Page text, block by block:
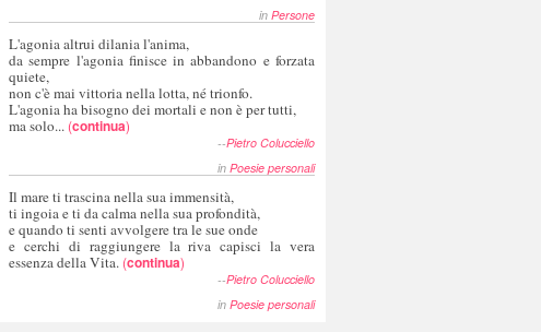
in Persone
L'agonia altrui dilania l'anima,
da sempre l'agonia finisce in abbandono e forzata
quiete,
non c'è mai vittoria nella lotta, né trionfo.
L'agonia ha bisogno dei mortali e non è per tutti,
ma solo... (continua)
--Pietro Colucciello
in Poesie personali
Il mare ti trascina nella sua immensità,
ti ingoia e ti da calma nella sua profondità,
e quando ti senti avvolgere tra le sue onde
e cerchi di raggiungere la riva capisci la vera
essenza della Vita. (continua)
--Pietro Colucciello
in Poesie personali